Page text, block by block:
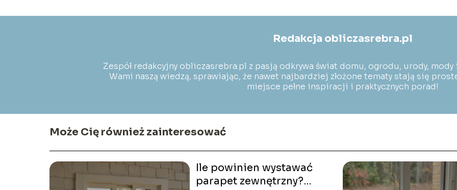
Redakcja obliczasrebra.pl
Zespół redakcyjny obliczasrebra.pl z pasją odkrywa świat domu, ogrodu, urody,
Wami naszą wiedzą, sprawiając, że nawet najbardziej złożone tematy stają się
miejsce pełne inspiracji i praktycznych porad!
Może Cię również zainteresować
Ile powinien wystawać
parapet zewnętrzny?